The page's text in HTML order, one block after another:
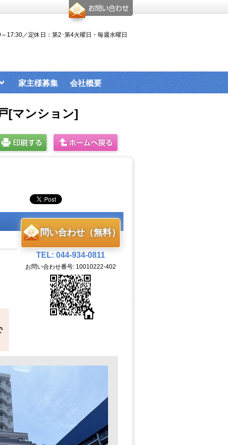
17:30／定休日：第2･第4火曜日・毎週水曜日
家主様募集 会社概要
[マンション]
問い合わせ（無料）
TEL: 044-934-0811
お問い合わせ番号: 10010222-402